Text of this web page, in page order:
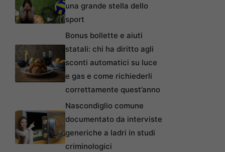
una grande stella dello
sport
Bonus bollette e aiuti
statali: chi ha diritto agli
sconti automatici su luce
e gas e come richiederli
correttamente quest’anno
Nascondiglio comune
documentato da interviste
generiche a ladri in studi
criminologici